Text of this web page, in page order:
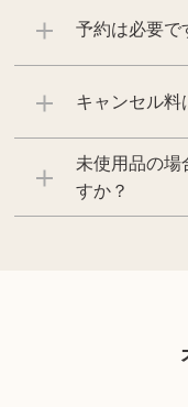
予約は必要で
キャンセル料
未使用品の場
すか？